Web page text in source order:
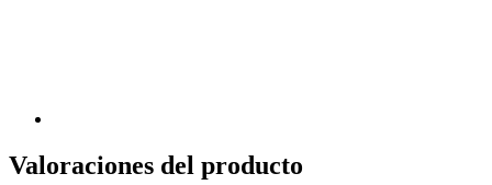
Valoraciones del producto